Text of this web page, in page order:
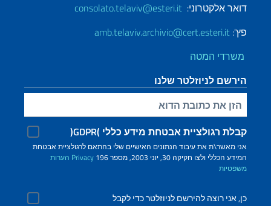
דואר אלקטרוני: consolato.telaviv@esteri.it
פץ': amb.telaviv.archivio@cert.esteri.it
משרדי המטה
הירשם לניוזלטר שלנו
הזן את כתובת הדוא"ל שלך
קבלת רגולציית אבטחת מידע כללי )GDPR(
אני מאשר\ת את עיבוד הנתונים האישיים שלי בהתאם לרגולציית אבטחת
המידע הכללי ולצו חקיקה 30, יוני 2003, מספר 196
Privacy הערות
משפטיות
כן, אני רוצה להירשם לניוזלטר כדי לקבל